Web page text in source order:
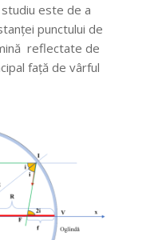
este de a
punctului de
reflectate de
față de vârful